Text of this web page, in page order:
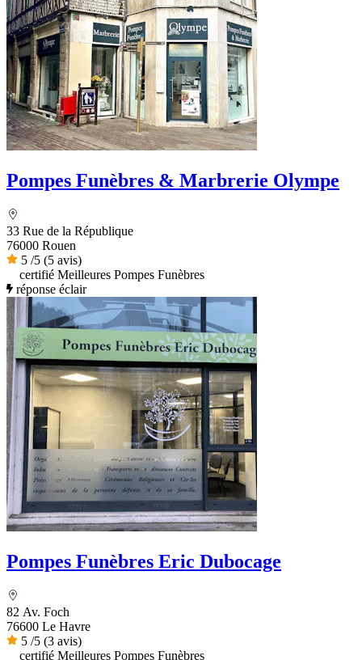
Pompes Funèbres & Marbrerie Olympe
33 Rue de la République
76000 Rouen
5 /5 (5 avis)
certifié Meilleures Pompes Funèbres
réponse éclair
Pompes Funèbres Eric Dubocage
82 Av. Foch
76600 Le Havre
5 /5 (3 avis)
certifié Meilleures Pompes Funèbres